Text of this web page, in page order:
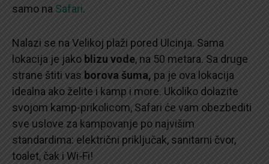
samo na Safari.
Nalazi se na Velikoj plaži pored Ulcinja. Sama
lokacija je jako blizu vode, na 50 metara. Sa druge
strane štiti vas borova šuma, pa je ova lokacija
idealna ako želite i kamp i more. Ukoliko dolazite
svojom kamp-prikolicom, Safari će vam obezbediti
sve uslove za kampovanje po najvišim
standardima: električni priključak, sanitarni čvor,
toalet, čak i Wi-Fi!